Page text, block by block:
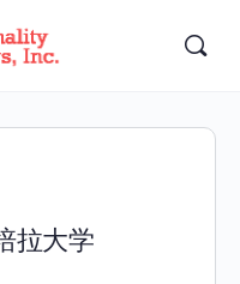
拉大学